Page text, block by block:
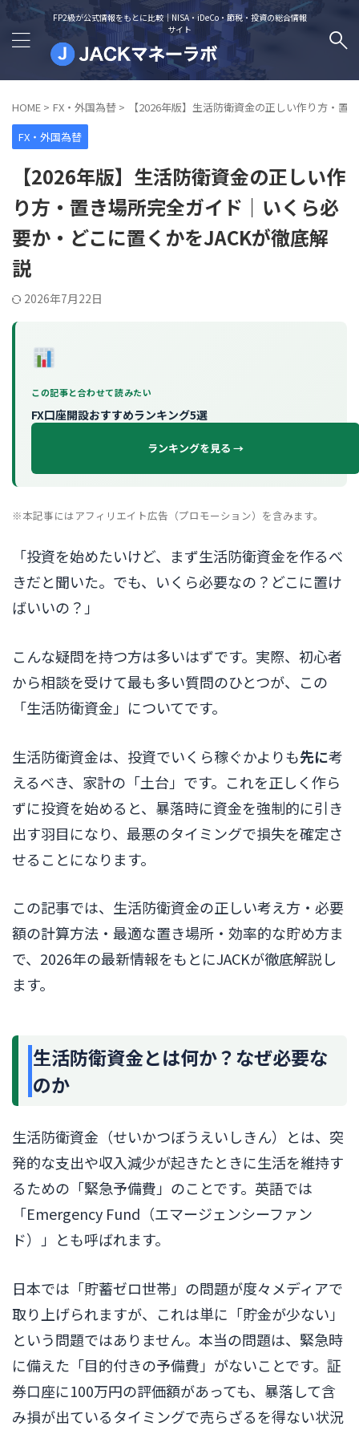
FP2級が公式情報をもとに比較｜NISA・iDeCo・節税・投資の総合情報
サイト
HOME > FX・外国為替 >
【2026年版】生活防衛資金の正しい作り方・
FX・外国為替
【2026年版】生活防衛資金の正しい作
り方・置き場所完全ガイド｜いくら必
要か・どこに置くかをJACKが徹底解
説
2026年7月22日
この記事と合わせて読みたい
FX口座開設おすすめランキング5選
ランキングを見る →
※本記事にはアフィリエイト広告（プロモーション）を含みます。
「投資を始めたいけど、まず生活防衛資金を作るべ
きだと聞いた。でも、いくら必要なの？どこに置け
ばいいの？」
こんな疑問を持つ方は多いはずです。実際、初心者
から相談を受けて最も多い質問のひとつが、この
「生活防衛資金」についてです。
生活防衛資金は、投資でいくら稼ぐかよりも先に考
えるべき、家計の「土台」です。これを正しく作ら
ずに投資を始めると、暴落時に資金を強制的に引き
出す羽目になり、最悪のタイミングで損失を確定さ
せることになります。
この記事では、生活防衛資金の正しい考え方・必要
額の計算方法・最適な置き場所・効率的な貯め方ま
で、2026年の最新情報をもとにJACKが徹底解説し
ます。
生活防衛資金とは何か？なぜ必要な
のか
生活防衛資金（せいかつぼうえいしきん）とは、突
発的な支出や収入減少が起きたときに生活を維持す
るための「緊急予備費」のことです。英語では
「Emergency Fund（エマージェンシーファン
ド）」とも呼ばれます。
日本では「貯蓄ゼロ世帯」の問題が度々メディアで
取り上げられますが、これは単に「貯金が少ない」
という問題ではありません。本当の問題は、緊急時
に備えた「目的付きの予備費」がないことです。証
券口座に100万円の評価額があっても、暴落して含
み損が出ているタイミングで売らざるを得ない状況